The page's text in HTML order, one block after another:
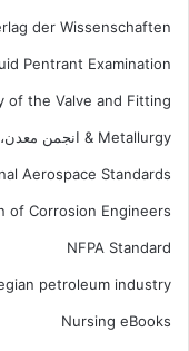
der Wissenschaften
Pentrant Examination
of the Valve and Fitting
Metallurgy & انجمن معدن، متالورژی و اکتشاف
Aerospace Standards
of Corrosion Engineers
NFPA Standard
petroleum industry
Nursing eBooks